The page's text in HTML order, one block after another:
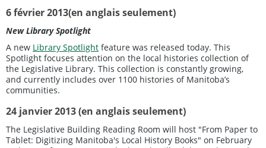
6 février 2013(en anglais seulement)
New Library Spotlight
A new Library Spotlight feature was released today. This
Spotlight focuses attention on the local histories collection of
the Legislative Library. This collection is constantly growing,
and currently includes over 1100 histories of Manitoba’s
communities.
24 janvier 2013 (en anglais seulement)
The Legislative Building Reading Room will host "From Paper to
Tablet: Digitizing Manitoba's Local History Books" on February